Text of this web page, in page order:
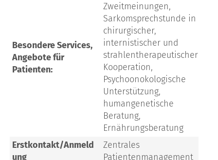
Besondere Services,
Angebote für
Patienten:
Zweitmeinungen,
Sarkomsprechstunde in
chirurgischer,
internistischer und
strahlentherapeutischer
Kooperation,
Psychoonokologische
Unterstützung,
humangenetische
Beratung,
Ernährungsberatung
Erstkontakt/Anmeld
ung
Zentrales
Patientenmanagement